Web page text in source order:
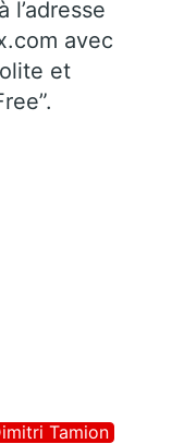
l’adresse
avec
et
Tamion